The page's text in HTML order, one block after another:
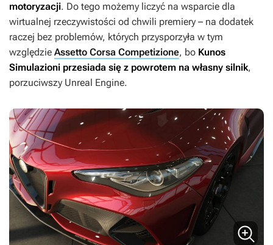
motoryzacji. Do tego możemy liczyć na wsparcie dla
wirtualnej rzeczywistości od chwili premiery – na dodatek
raczej bez problemów, których przysporzyła w tym
względzie Assetto Corsa Competizione, bo Kunos
Simulazioni przesiada się z powrotem na własny silnik,
porzuciwszy Unreal Engine.